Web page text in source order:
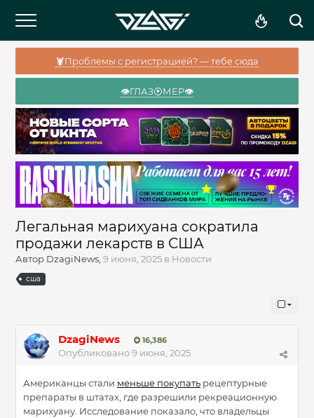
🦞Проблемы с регистрацией? — тебе сюда
👁️ГЛАЗ⦿МЕР👁️
Легальная марихуана сократила
продажи лекарств в США
Автор DzagiNews, 9 июня, 2025 в Новости
сша
DzagiNews 16,386
Опубликовано9 июня, 2025
Американцы стали меньше покупать рецептурные
препараты в штатах, где разрешили рекреационную
марихуану. Исследование показало, что владельцы